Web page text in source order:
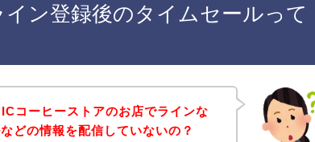
ン登録後のタイムセールって
コーヒーストアのお店でラインな
どの情報を配信していないの？